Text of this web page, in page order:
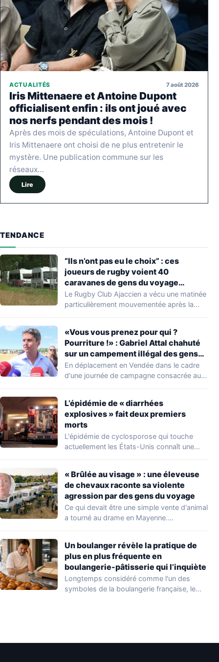
ACTUALITÉS 7 août 2026
Iris Mittenaere et Antoine Dupont
officialisent enfin : ils ont joué avec
nos nerfs pendant des mois !
Après des mois de spéculations, Antoine Dupont et
Iris Mittenaere ont choisi de ne plus entretenir le
mystère. Une publication commune sur les
réseaux…
Lire
TENDANCE
“Ils n’ont pas eu le choix” : ces
joueurs de rugby voient 40
caravanes de gens du voyage
s’installer dans leur stade, ils les
délogent en moins d’1 heure
Le Rugby Club Ajaccien a vécu une matinée
particulièrement mouvementée après la
«Vous vous prenez pour qui ?
Pourriture !» : Gabriel Attal chahuté
sur un campement illégal des gens
du voyage
En déplacement en Vendée dans le cadre
d'une journée de campagne consacrée aux
L’épidémie de « diarrhées
explosives » fait deux premiers
morts
L'épidémie de cyclosporose qui touche
actuellement les États-Unis connaît une
« Brûlée au visage » : une éleveuse
de chevaux raconte sa violente
agression par des gens du voyage
Ce qui devait être une simple vente d'animal
a tourné au drame en Mayenne.…
Un boulanger révèle la pratique de
plus en plus fréquente en
boulangerie-pâtisserie qui l’inquiète
Longtemps considéré comme l'un des
symboles de la boulangerie française, le